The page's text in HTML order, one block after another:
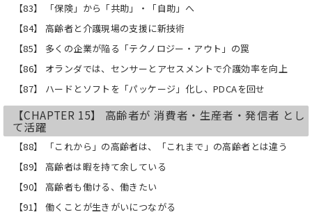
【83】 「保険」から「共助」・「自助」へ
【84】 高齢者と介護現場の支援に新技術
【85】 多くの企業が陥る「テクノロジー・アウト」の罠
【86】 オランダでは、センサーとアセスメントで介護効率を向上
【87】 ハードとソフトを「パッケージ」化し、PDCAを回せ
【CHAPTER 15】 高齢者が 消費者・生産者・発信者 とし
て活躍
【88】 「これから」の高齢者は、「これまで」の高齢者とは違う
【89】 高齢者は暇を持て余している
【90】 高齢者も働ける、働きたい
【91】 働くことが生きがいにつながる